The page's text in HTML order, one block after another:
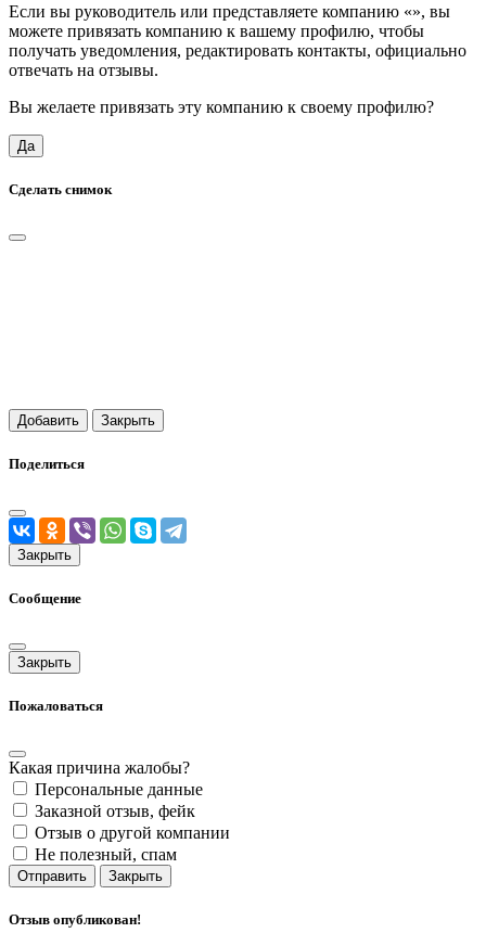
Если вы руководитель или представляете компанию «», вы
можете привязать компанию к вашему профилю, чтобы
получать уведомления, редактировать контакты, официально
отвечать на отзывы.
Вы желаете привязать эту компанию к своему профилю?
Да
Сделать снимок
Добавить Закрыть
Поделиться
Закрыть
Сообщение
Закрыть
Пожаловаться
Какая причина жалобы?
Персональные данные
Заказной отзыв, фейк
Отзыв о другой компании
Не полезный, спам
Отправить Закрыть
Отзыв опубликован!